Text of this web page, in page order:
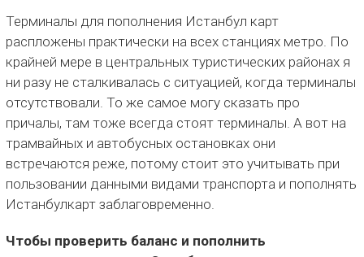
Терминалы для пополнения Истанбул карт
распложены практически на всех станциях метро. По
крайней мере в центральных туристических районах я
ни разу не сталкивалась с ситуацией, когда терминалы
отсутствовали. То же самое могу сказать про
причалы, там тоже всегда стоят терминалы. А вот на
трамвайных и автобусных остановках они
встречаются реже, потому стоит это учитывать при
пользовании данными видами транспорта и пополнять
Истанбулкарт заблаговременно.
Чтобы проверить баланс и пополнить